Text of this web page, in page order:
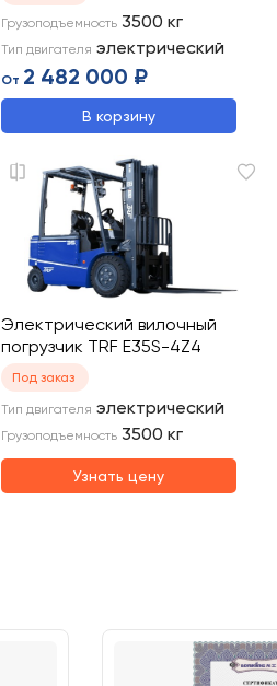
Грузоподъемность 3500 кг
Тип двигателя электрический
От 2 482 000 ₽
В корзину
Электрический вилочный
погрузчик TRF E35S-4Z4
Под заказ
Тип двигателя электрический
Грузоподъемность 3500 кг
Узнать цену